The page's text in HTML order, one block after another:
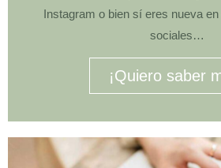
Instagram o bien sí eres nueva
sociales…
¡Quiero saber